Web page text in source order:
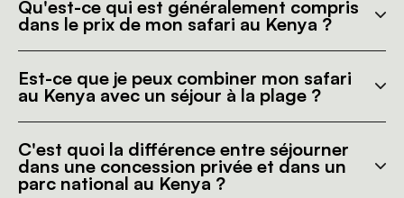
Qu'est-ce qui est généralement compris
dans le prix de mon safari au Kenya ?
Est-ce que je peux combiner mon safari
au Kenya avec un séjour à la plage ?
C'est quoi la différence entre séjourner
dans une concession privée et dans un
parc national au Kenya ?